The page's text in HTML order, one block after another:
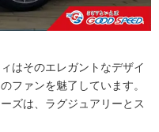
はそのエレガントなデザイ
ファンを魅了しています。
ズは、ラグジュアリーとス